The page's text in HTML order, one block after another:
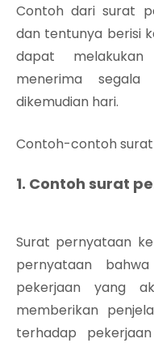
Contoh dari surat
dan tentunya berisi
dapat
menerima
dikemudian hari.
Contoh-contoh
1. Contoh surat
Surat pernyataan
pernyataan
pekerjaan yang
memberikan
terhadap